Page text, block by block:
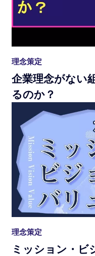
理念策定
企業理念がない
るのか？
理念策定
ミッション・ビ